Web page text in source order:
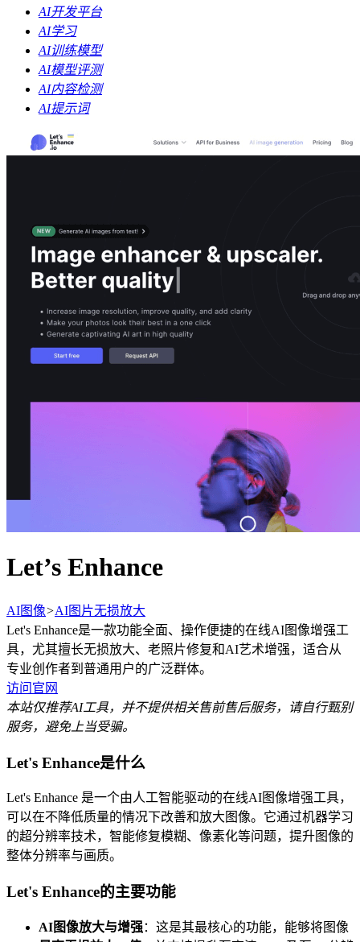
AI开发平台
AI学习
AI训练模型
AI模型评测
AI内容检测
AI提示词
Let’s Enhance
AI图像>AI图片无损放大
Let's Enhance是一款功能全面、操作便捷的在线AI图像增强工
具，尤其擅长无损放大、老照片修复和AI艺术增强，适合从
专业创作者到普通用户的广泛群体。
访问官网
本站仅推荐AI工具，并不提供相关售前售后服务，请自行甄别
服务，避免上当受骗。
Let's Enhance是什么
Let's Enhance 是一个由人工智能驱动的在线AI图像增强工具，
可以在不降低质量的情况下改善和放大图像。它通过机器学习
的超分辨率技术，智能修复模糊、像素化等问题，提升图像的
整体分辨率与画质。
Let's Enhance的主要功能
AI图像放大与增强：这是其最核心的功能，能够将图像